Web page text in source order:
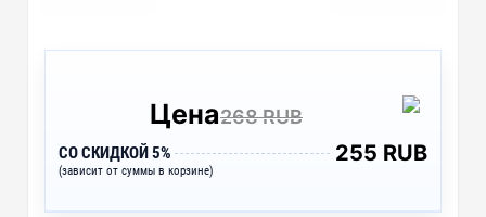
Цена268 RUB
СО СКИДКОЙ 5%
(зависит от суммы в корзине)
255 RUB